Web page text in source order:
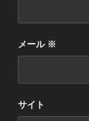
メール ※
サイト